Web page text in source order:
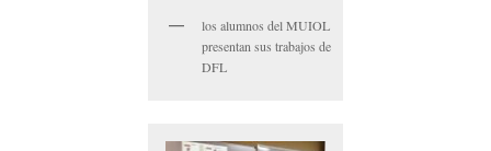
los alumnos del MUIOL
presentan sus trabajos de
DFL